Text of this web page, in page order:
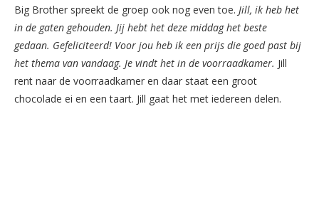
Big Brother spreekt de groep ook nog even toe. Jill, ik heb het
in de gaten gehouden. Jij hebt het deze middag het beste
gedaan. Gefeliciteerd! Voor jou heb ik een prijs die goed past bij
het thema van vandaag. Je vindt het in de voorraadkamer. Jill
rent naar de voorraadkamer en daar staat een groot
chocolade ei en een taart. Jill gaat het met iedereen delen.